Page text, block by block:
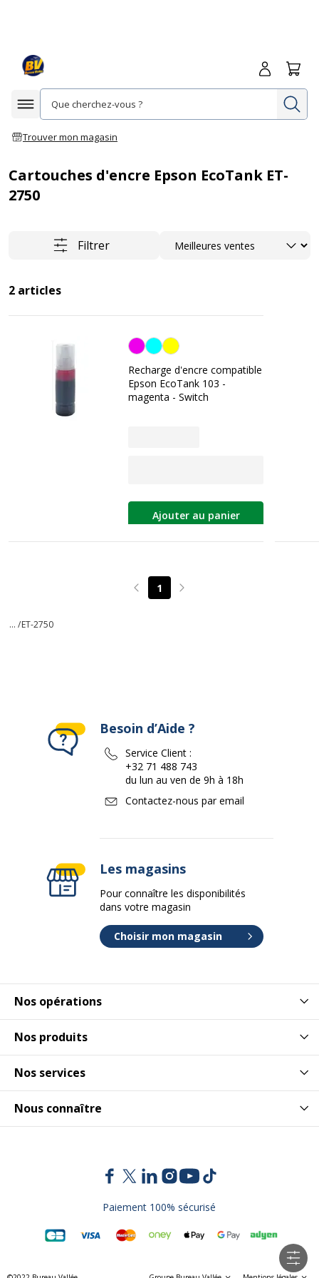
Afficher la navigation
Trouver mon magasin
Me
Cartouches d'encre Epson EcoTank ET-
2750
Filtrer Trier
2 articles
Magenta
Recharge d'encre compatible
Epson EcoTank 103 -
magenta - Switch
Ajouter au panier
Page précédente
1 Page suivante
... /ET-2750
Nos opérations
Nos produits
Nos services
Nous connaître
Besoin d’Aide ?
Service Client :
+32 71 488 743
du lun au ven de 9h à 18h
Contactez-nous par email
Les magasins
Pour connaître les disponibilités
dans votre magasin
Choisir mon magasin
Paiement 100% sécurisé